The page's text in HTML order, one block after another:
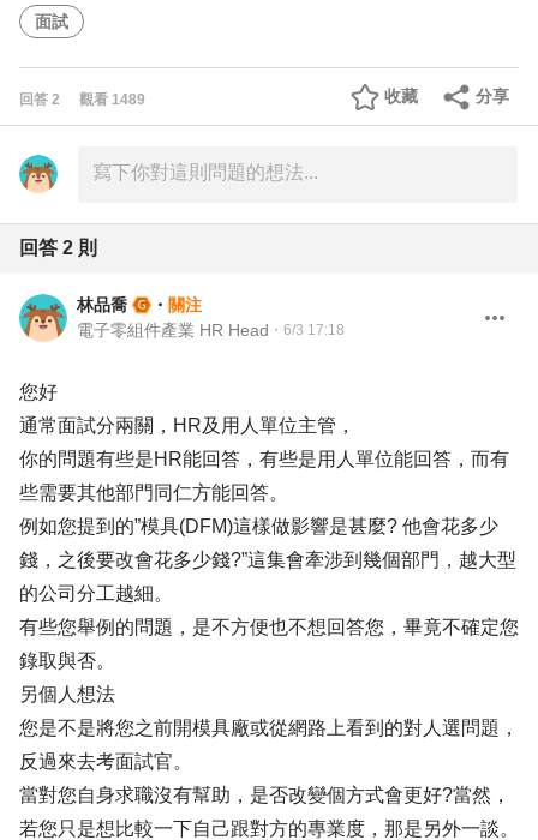
面試
回答 2 觀看 1489 分享
收藏
回答 2 則
林品喬 ・ 關注
電子零組件產業 HR Head ・ 6/3 17:18
您好
通常面試分兩關，HR及用人單位主管，
你的問題有些是HR能回答，有些是用人單位能回答，而有
些需要其他部門同仁方能回答。
例如您提到的”模具(DFM)這樣做影響是甚麼? 他會花多少
錢，之後要改會花多少錢?”這集會牽涉到幾個部門，越大型
的公司分工越細。
有些您舉例的問題，是不方便也不想回答您，畢竟不確定您
錄取與否。
另個人想法
您是不是將您之前開模具廠或從網路上看到的對人選問題，
反過來去考面試官。
當對您自身求職沒有幫助，是否改變個方式會更好?當然，
若您只是想比較一下自己跟對方的專業度，那是另外一談。